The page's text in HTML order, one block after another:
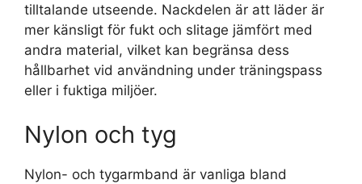
tilltalande utseende. Nackdelen är att läder är
mer känsligt för fukt och slitage jämfört med
andra material, vilket kan begränsa dess
hållbarhet vid användning under träningspass
eller i fuktiga miljöer.
Nylon och tyg
Nylon- och tygarmband är vanliga bland